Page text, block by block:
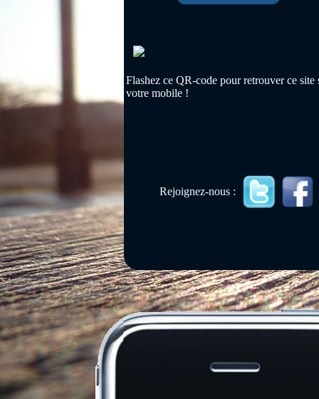
Flashez ce QR-code pour retrouver ce site
votre mobile !
Rejoignez-nous :